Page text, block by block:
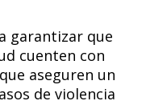
garantizar que
cuenten con
aseguren un
de violencia